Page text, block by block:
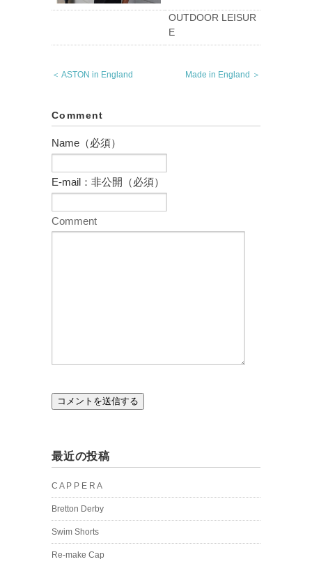
OUTDOOR LEISUR
E
＜ ASTON in England Made in England ＞
Comment
Name（必須）
E-mail：非公開（必須）
Comment
最近の投稿
C A P P E R A
Bretton Derby
Swim Shorts
Re-make Cap